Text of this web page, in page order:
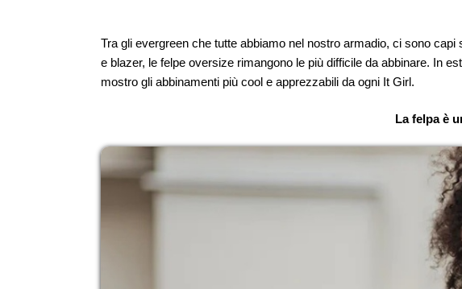
Tra gli evergreen che tutte abbiamo nel nostro armadio, ci sono
e blazer, le felpe oversize rimangono le più difficile da abbinare. In
mostro gli abbinamenti più cool e apprezzabili da ogni It Girl.
La felpa è